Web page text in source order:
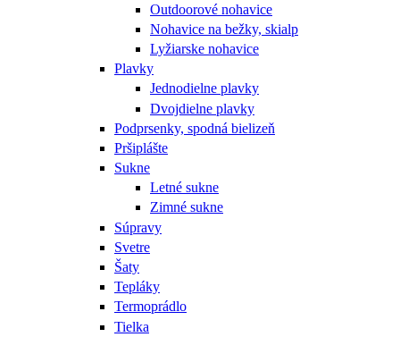
Outdoorové nohavice
Nohavice na bežky, skialp
Lyžiarske nohavice
Plavky
Jednodielne plavky
Dvojdielne plavky
Podprsenky, spodná bielizeň
Pršiplášte
Sukne
Letné sukne
Zimné sukne
Súpravy
Svetre
Šaty
Tepláky
Termoprádlo
Tielka